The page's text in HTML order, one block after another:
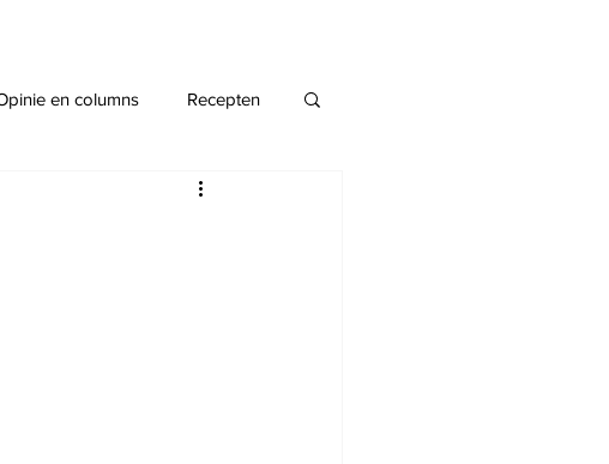
en columns Recepten